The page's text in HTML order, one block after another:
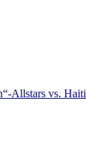
Allstars vs. Haiti